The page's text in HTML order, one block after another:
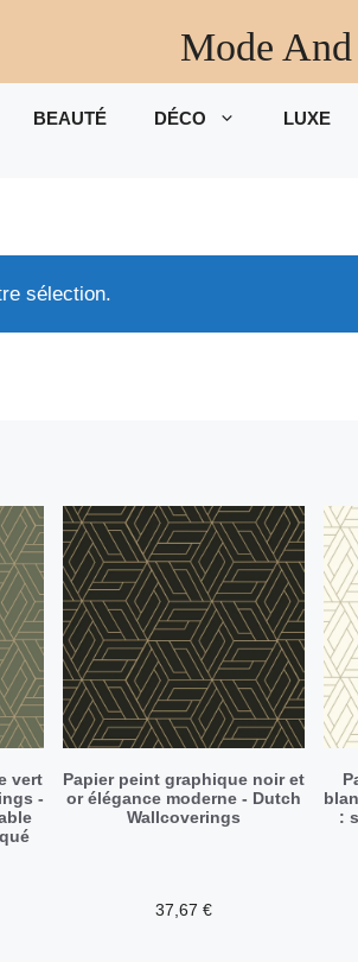
Mode
BEAUTÉ DÉCO LUXE
sélection.
vert
-
Papier peint graphique noir et
or élégance moderne - Dutch
Wallcoverings
37,67 €
: